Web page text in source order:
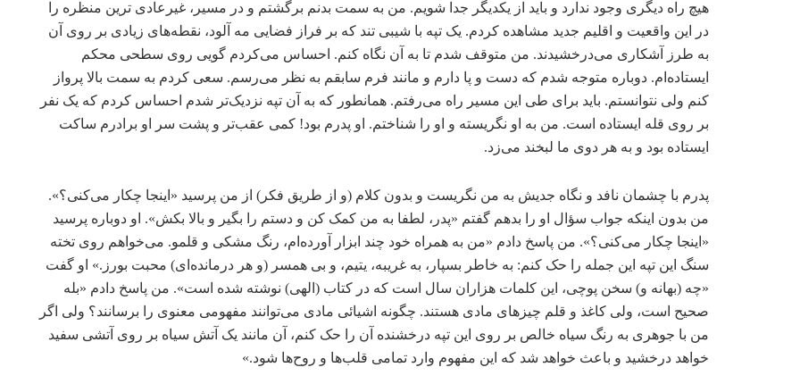
هیچ راه دیگری وجود ندارد و باید از یکدیگر جدا شویم. من به سمت بدنم برگشتم و در مسیر، غیرعادی ترین منظره را
در این واقعیت و اقلیم جدید مشاهده کردم. یک تپه با شیبی تند که بر فراز فضایی مه آلود، نقطه‌های زیادی بر روی آن
به طرز آشکاری می‌درخشیدند. من متوقف شدم تا به آن نگاه کنم. احساس می‌کردم گویی روی سطحی محکم
ایستاده‌ام. دوباره متوجه شدم که دست و پا دارم و مانند فرم سابقم به نظر می‌رسم. سعی کردم به سمت بالا پرواز
کنم ولی نتوانستم. باید برای طی این مسیر راه می‌رفتم. همانطور که به آن تپه نزدیک‌تر ‌شدم احساس کردم که یک نفر
بر روی قله ایستاده است. من به او نگریسته و او را شناختم. او پدرم بود! کمی عقب‌تر و پشت سر او برادرم ساکت
ایستاده بود و به هر دوی ما لبخند می‌زد.
پدرم با چشمان نافد و نگاه جدیش به من نگریست و بدون کلام (و از طریق فکر) از من پرسید «اینجا چکار می‌کنی؟».
من بدون اینکه جواب سؤال او را بدهم گفتم «پدر، لطفا به من کمک کن و دستم را بگیر و بالا بکش». او دوباره پرسید
«اینجا چکار می‌کنی؟». من پاسخ دادم «من به همراه خود چند ابزار آورده‌ام، رنگ مشکی و قلمو. می‌خواهم روی تخته
سنگ این تپه این جمله را حک کنم: به خاطر بسپار، به غریبه، یتیم، و بی همسر (و هر درمانده‌ای) محبت بورز.» او گفت
«چه (بهانه و) سخن پوچی، این کلمات هزاران سال است که در کتاب (الهی) نوشته شده است». من پاسخ دادم «بله
صحیح است، ولی کاغذ و قلم چیزهای مادی هستند. چگونه اشیائی مادی می‌توانند مفهومی معنوی را برسانند؟ ولی اگر
من با جوهری به رنگ سیاه خالص بر روی این تپه درخشنده آن را حک کنم، آن مانند یک آتش سیاه بر روی آتشی سفید
خواهد درخشید و باعث خواهد شد که این مفهوم وارد تمامی قلب‌ها و روح‌ها شود.»